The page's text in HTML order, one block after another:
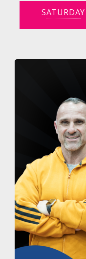
SATURDAY